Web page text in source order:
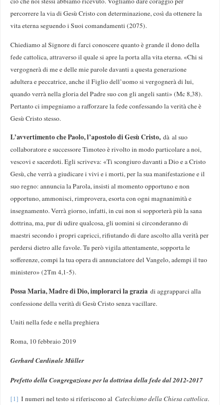
percorrere la via di Gesù Cristo con determinazione, così da ottenere la
vita eterna seguendo i Suoi comandamenti (2075).
Chiediamo al Signore di farci conoscere quanto è grande il dono della
fede cattolica, attraverso il quale si apre la porta alla vita eterna. «Chi si
vergognerà di me e delle mie parole davanti a questa generazione
adultera e peccatrice, anche il Figlio dell’uomo si vergognerà di lui,
quando verrà nella gloria del Padre suo con gli angeli santi» (Mc 8,38).
Pertanto ci impegniamo a rafforzare la fede confessando la verità che è
Gesù Cristo stesso.
L’avvertimento che Paolo, l’apostolo di Gesù Cristo, dà al suo
collaboratore e successore Timoteo è rivolto in modo particolare a noi,
vescovi e sacerdoti. Egli scriveva: «Ti scongiuro davanti a Dio e a Cristo
Gesù, che verrà a giudicare i vivi e i morti, per la sua manifestazione e il
suo regno: annuncia la Parola, insisti al momento opportuno e non
opportuno, ammonisci, rimprovera, esorta con ogni magnanimità e
insegnamento. Verrà giorno, infatti, in cui non si sopporterà più la sana
dottrina, ma, pur di udire qualcosa, gli uomini si circonderanno di
maestri secondo i propri capricci, rifiutando di dare ascolto alla verità per
perdersi dietro alle favole. Tu però vigila attentamente, sopporta le
sofferenze, compi la tua opera di annunciatore del Vangelo, adempi il tuo
ministero» (2Tm 4,1-5).
Possa Maria, Madre di Dio, implorarci la graziadi aggrapparci alla
confessione della verità di Gesù Cristo senza vacillare.
Uniti nella fede e nella preghiera
Roma, 10 febbraio 2019
Gerhard Cardinale Müller
Prefetto della Congregazione per la dottrina della fede dal 2012-2017
[1] I numeri nel testo si riferiscono al Catechismo della Chiesa cattolica.